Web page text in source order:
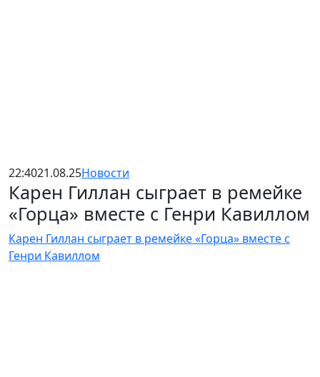
22:4021.08.25Новости
Карен Гиллан сыграет в ремейке
«Горца» вместе с Генри Кавиллом
Карен Гиллан сыграет в ремейке «Горца» вместе с
Генри Кавиллом